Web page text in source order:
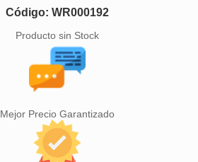
Código: WR000192
Producto sin Stock
Mejor Precio Garantizado